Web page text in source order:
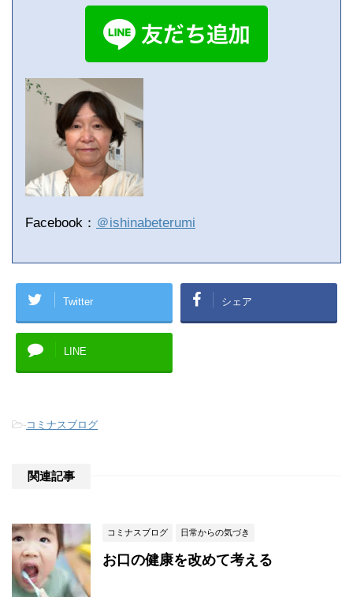
Facebook： ＠ishinabeterumi
Twitter シェア
LINE
-コミナスブログ
関連記事
コミナスブログ 日常からの気づき
お口の健康を改めて考える